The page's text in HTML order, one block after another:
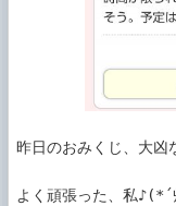
昨日のおみくじ、大凶
よく頑張った、私